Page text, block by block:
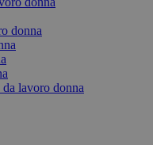
donna
lavoro donna